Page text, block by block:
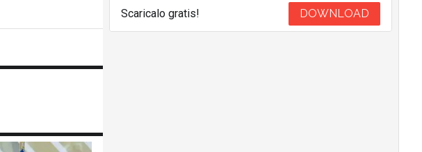
Scaricalo gratis! DOWNLOAD